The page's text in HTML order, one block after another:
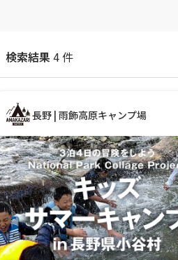
検索結果4 件
長野 | 雨飾高原キャンプ場